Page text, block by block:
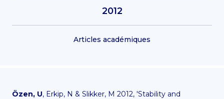
2012
Articles académiques
Özen, U, Erkip, N & Slikker, M 2012, 'Stability and